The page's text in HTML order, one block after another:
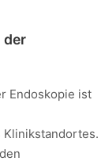
der
Endoskopie ist